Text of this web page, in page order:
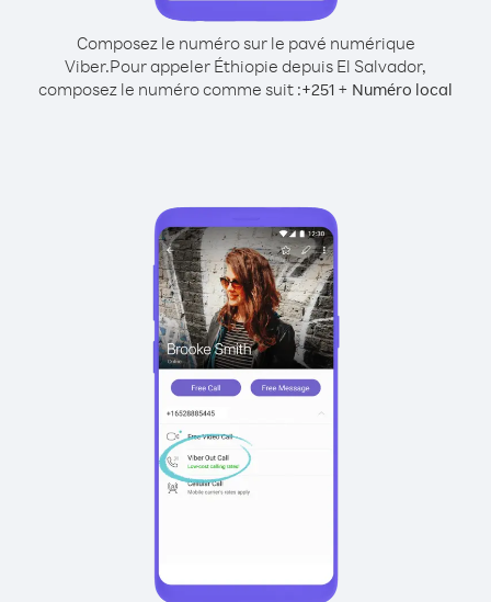
Composez le numéro sur le pavé numérique
Viber.Pour appeler Éthiopie depuis El Salvador,
composez le numéro comme suit :+251 + Numéro local